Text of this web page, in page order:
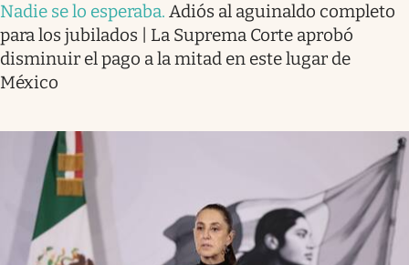
Nadie se lo esperaba. Adiós al aguinaldo completo
para los jubilados | La Suprema Corte aprobó
disminuir el pago a la mitad en este lugar de
México